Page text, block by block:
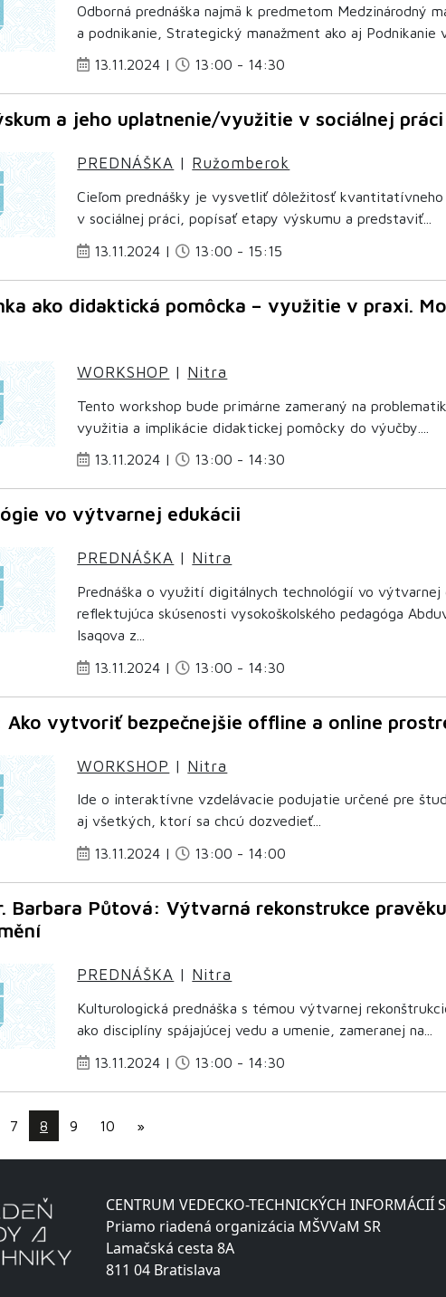
Odborná prednáška najmä k predmetom Medzinárodný
a podnikanie, Strategický manažment ako aj Podnikanie
13.11.2024 |
13:00 - 14:30
a jeho uplatnenie/využitie v sociálnej práci
PREDNÁŠKA | Ružomberok
Cieľom prednášky je vysvetliť dôležitosť kvantitatívneho
v sociálnej práci, popísať etapy výskumu a predstaviť...
13.11.2024 |
13:00 - 15:15
ako didaktická pomôcka – využitie v praxi.
WORKSHOP | Nitra
Tento workshop bude primárne zameraný na
využitia a implikácie didaktickej pomôcky do výučby....
13.11.2024 |
13:00 - 14:30
vo výtvarnej edukácii
PREDNÁŠKA | Nitra
Prednáška o využití digitálnych technológií vo výtvarnej
reflektujúca skúsenosti vysokoškolského pedagóga
Isaqova z...
13.11.2024 |
13:00 - 14:30
Ako vytvoriť bezpečnejšie offline a online
WORKSHOP | Nitra
Ide o interaktívne vzdelávacie podujatie určené pre
aj všetkých, ktorí sa chcú dozvedieť...
13.11.2024 |
13:00 - 14:00
Barbara Půtová: Výtvarná rekonstrukce
PREDNÁŠKA | Nitra
Kulturologická prednáška s témou výtvarnej
ako disciplíny spájajúcej vedu a umenie, zameranej na...
13.11.2024 |
13:00 - 14:30
7 8 9 10 »
CENTRUM VEDECKO-TECHNICKÝCH INFORMÁCIÍ
Priamo riadená organizácia MŠVVaM SR
Lamačská cesta 8A
811 04 Bratislava